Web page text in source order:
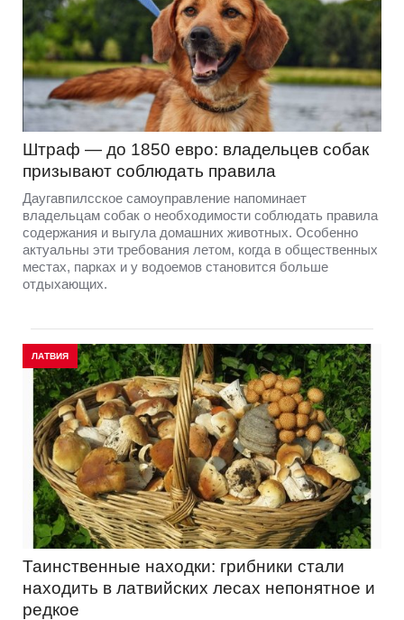
Штраф — до 1850 евро: владельцев собак
призывают соблюдать правила
Даугавпилсское самоуправление напоминает
владельцам собак о необходимости соблюдать правила
содержания и выгула домашних животных. Особенно
актуальны эти требования летом, когда в общественных
местах, парках и у водоемов становится больше
отдыхающих.
ЛАТВИЯ
Таинственные находки: грибники стали
находить в латвийских лесах непонятное и
редкое